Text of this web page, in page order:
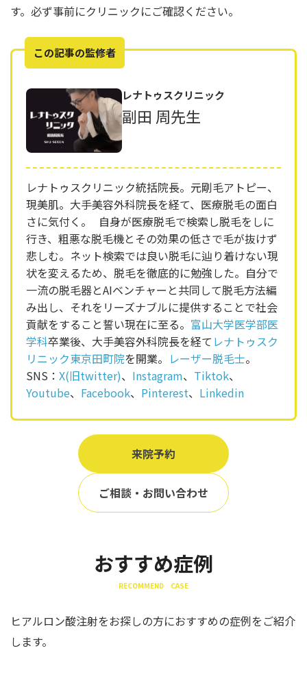
す。必ず事前にクリニックにご確認ください。
この記事の監修者
レナトゥスクリニック
副田 周先生
レナトゥスクリニック統括院長。元剛毛アトピー、
現美肌。大手美容外科院長を経て、医療脱毛の面白
さに気付く。 自身が医療脱毛で検索し脱毛をしに
行き、粗悪な脱毛機とその効果の低さで毛が抜けず
悲しむ。ネット検索では良い脱毛に辿り着けない現
状を変えるため、脱毛を徹底的に勉強した。自分で
一流の脱毛器とAIベンチャーと共同して脱毛方法編
み出し、それをリーズナブルに提供することで社会
貢献をすること誓い現在に至る。 富山大学医学部医
学科卒業後、大手美容外科院長を経て レナトゥスク
リニック東京田町院を開業。 レーザー脱毛士。
SNS： X(旧twitter)、 Instagram、 Tiktok、
Youtube、 Facebook、 Pinterest、 Linkedin
来院予約
ご相談・お問い合わせ
おすすめ症例
RECOMMEND CASE
ヒアルロン酸注射をお探しの方におすすめの症例をご紹介
します。